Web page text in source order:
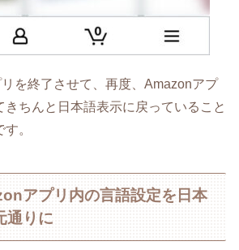
を終了させて、再度、Amazonアプ
きちんと日本語表示に戻っていること
。
アプリ内の言語設定を日本
通りに